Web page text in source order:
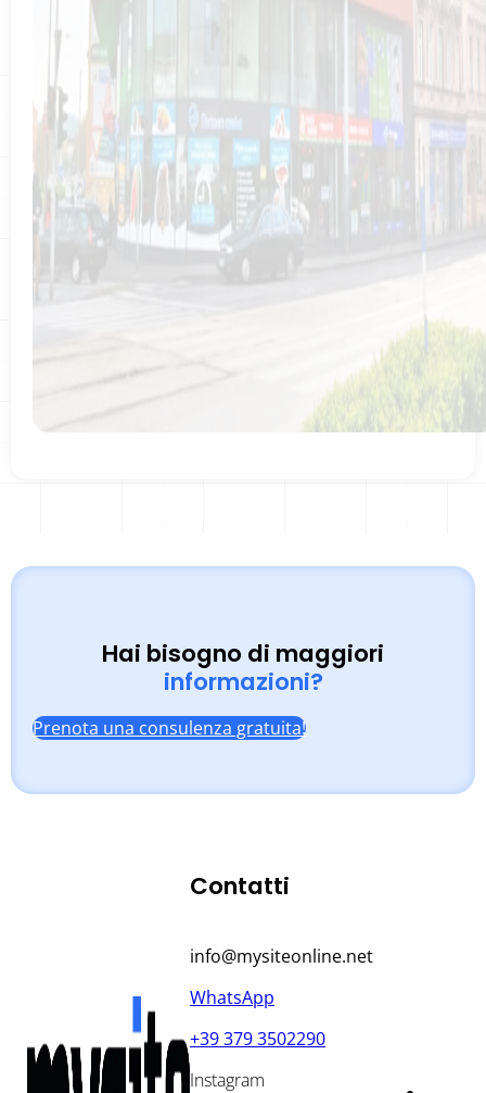
Hai bisogno di maggiori
informazioni?
Prenota una consulenza gratuita!
Contatti
info@mysiteonline.net
WhatsApp
+39 379 3502290
Instagram